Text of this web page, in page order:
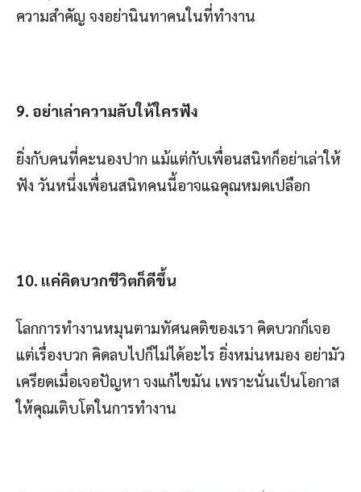
ความสำคัญ จงอย่านินทาคนในที่ทำงาน
9. อย่าเล่าความลับให้ใครฟัง
ยิ่งกับคนที่คะนองปาก แม้แต่กับเพื่อนสนิทก็อย่าเล่าให้
ฟัง วันหนึ่งเพื่อนสนิทคนนี้อาจแฉคุณหมดเปลือก
10. แค่คิดบวกชีวิตก็ดีขึ้น
โลกการทำงานหมุนตามทัศนคติของเรา คิดบวกก็เจอ
แต่เรื่องบวก คิดลบไปก็ไม่ได้อะไร ยิ่งหม่นหมอง อย่ามัว
เครียดเมื่อเจอปัญหา จงแก้ไขมัน เพราะนั่นเป็นโอกาส
ให้คุณเติบโตในการทำงาน